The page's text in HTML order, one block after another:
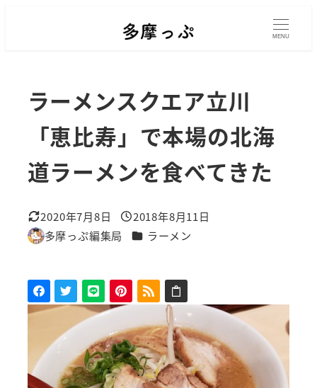
MENU
ラーメンスクエア立川
「恵比寿」で本場の北海
道ラーメンを食べてきた
更新日
2020年7月8日
投稿日
2018年8月11日
著
多摩っぷ編集局 カテゴリー
ラーメン